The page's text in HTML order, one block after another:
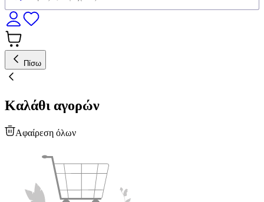
Πίσω
Καλάθι αγορών
Αφαίρεση όλων